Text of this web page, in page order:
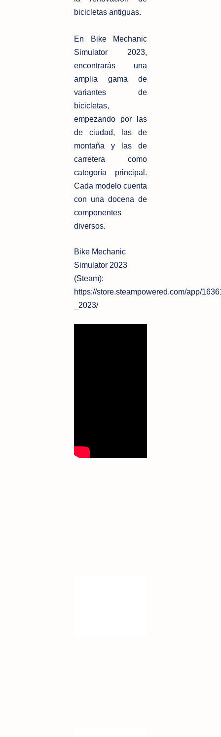
bicicletas antiguas.
En Bike Mechanic
Simulator 2023,
encontrarás una
amplia gama de
variantes de
bicicletas,
empezando por las
de ciudad, las de
montaña y las de
carretera como
categoría principal.
Cada modelo cuenta
con una docena de
componentes
diversos.
Bike Mechanic
Simulator 2023
(Steam):
https://store.steampowered.com/app/
_2023/